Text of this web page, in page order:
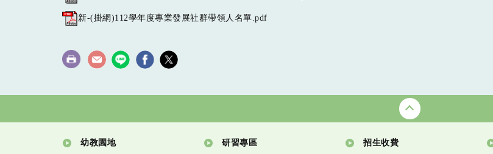
新-(掛網)112學年度專業發展社群帶領人名單.pdf
幼教園地 研習專區 招生收費